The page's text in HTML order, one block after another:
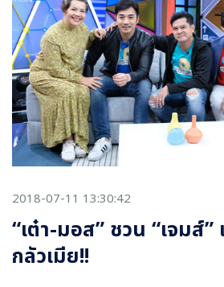
2018-07-11 13:30:42
“เต๋า-มอส” ชวน “เจมส์
กลัวเมีย!!